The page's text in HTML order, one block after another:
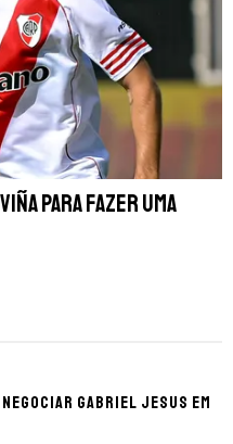
para fazer uma
Gabriel Jesus em